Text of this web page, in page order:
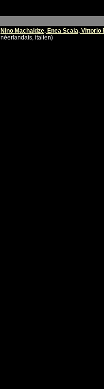
Nino Machaidze, Enea Scala, Vittorio
néerlandais, italien)